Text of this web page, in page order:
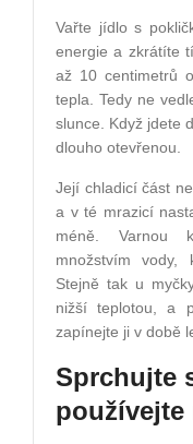
Vařte jídlo s
energie a zkrátíte
až 10 centimetrů
tepla. Tedy ne
slunce. Když jdete
dlouho otevřenou.
Její chladicí část
a v té mrazicí
méně. Varnou
množstvím vody,
Stejně tak u
nižší teplotou, a
zapínejte ji v době
Sprchujte